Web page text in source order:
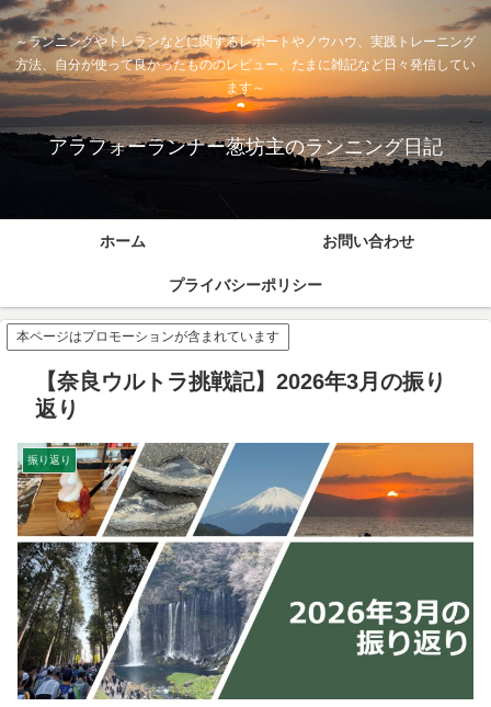
～ランニングやトレランなどに関するレポートやノウハウ、実践トレーニング
方法、自分が使って良かったもののレビュー、たまに雑記など日々発信してい
ます～
アラフォーランナー葱坊主のランニング日記
ホーム お問い合わせ
プライバシーポリシー
本ページはプロモーションが含まれています
【奈良ウルトラ挑戦記】2026年3月の振り
返り
振り返り